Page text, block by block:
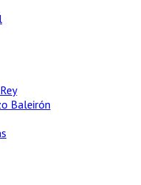
Baleirón